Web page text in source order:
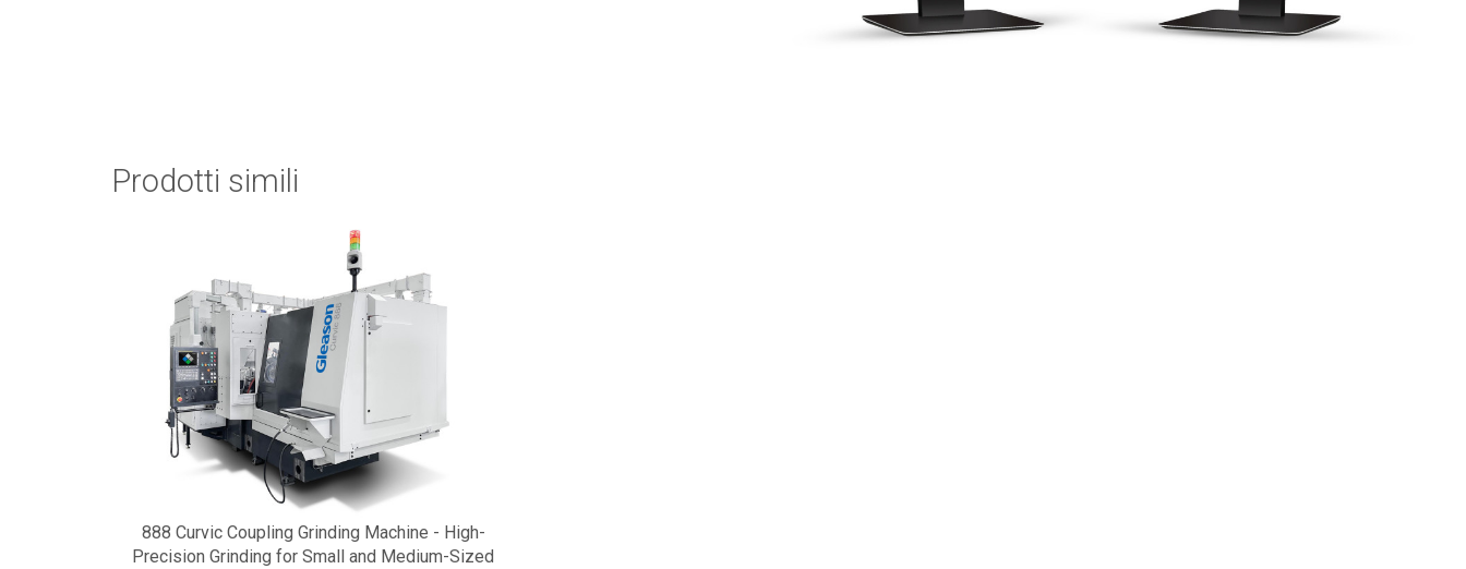
Prodotti simili
888 Curvic Coupling Grinding Machine - High-
Precision Grinding for Small and Medium-Sized